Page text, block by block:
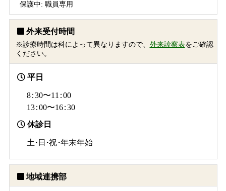
保護中: 職員専用
外来受付時間
※診療時間は科によって異なりますので、 外来診察表をご確認
ください。
平日
8：30〜11：00
13：00〜16：30
休診日
土・日・祝・年末年始
地域連携部